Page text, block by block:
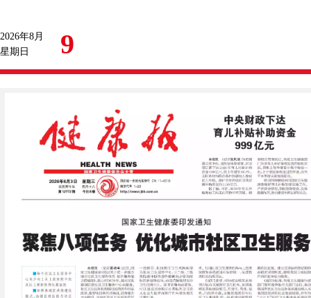
2026年8月
星期日
9